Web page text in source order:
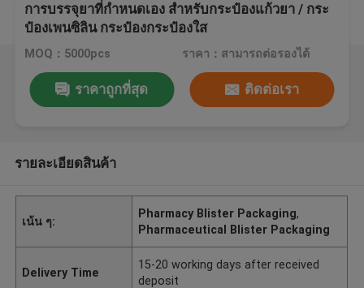
การบรรจุยาที่กําหนดเอง สําหรับกระป๋องแก้วยา / กระ
ป๋องเพนซิลิน กระป๋องกระป๋องใส
MOQ：5000pcs ราคา：สามารถต่อรองได้
ราคาถูกที่สุด ติดต่อเรา
รายละเอียดสินค้า
เน้น ๆ:
Pharmacy Blister Packaging,
Pharmaceutical Blister Packaging
Delivery Time
15-20 working days after received
deposit